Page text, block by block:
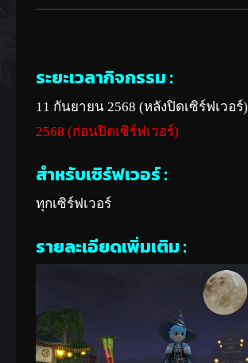
ระยะเวลากิจกรรม :
11 กันยายน 2568 (หลังปิดเซิร์ฟเวอร์)
2568 (ก่อนปิดเซิร์ฟเวอร์)
สำหรับเซิร์ฟเวอร์ :
ทุกเซิร์ฟเวอร์
รายละเอียดเพิ่มเติม :